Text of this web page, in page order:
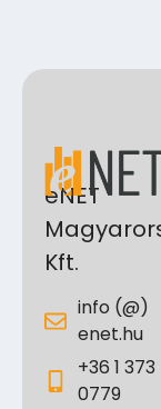
eNET
Kft.
info (@)
enet.hu
+36 1 373
0779